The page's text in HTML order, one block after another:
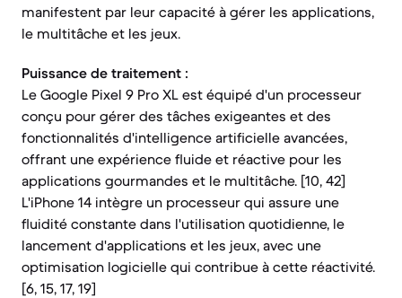
manifestent par leur capacité à gérer les applications,
le multitâche et les jeux.
Puissance de traitement :
Le Google Pixel 9 Pro XL est équipé d'un processeur
conçu pour gérer des tâches exigeantes et des
fonctionnalités d'intelligence artificielle avancées,
offrant une expérience fluide et réactive pour les
applications gourmandes et le multitâche. [10, 42]
L'iPhone 14 intègre un processeur qui assure une
fluidité constante dans l'utilisation quotidienne, le
lancement d'applications et les jeux, avec une
optimisation logicielle qui contribue à cette réactivité.
[6, 15, 17, 19]